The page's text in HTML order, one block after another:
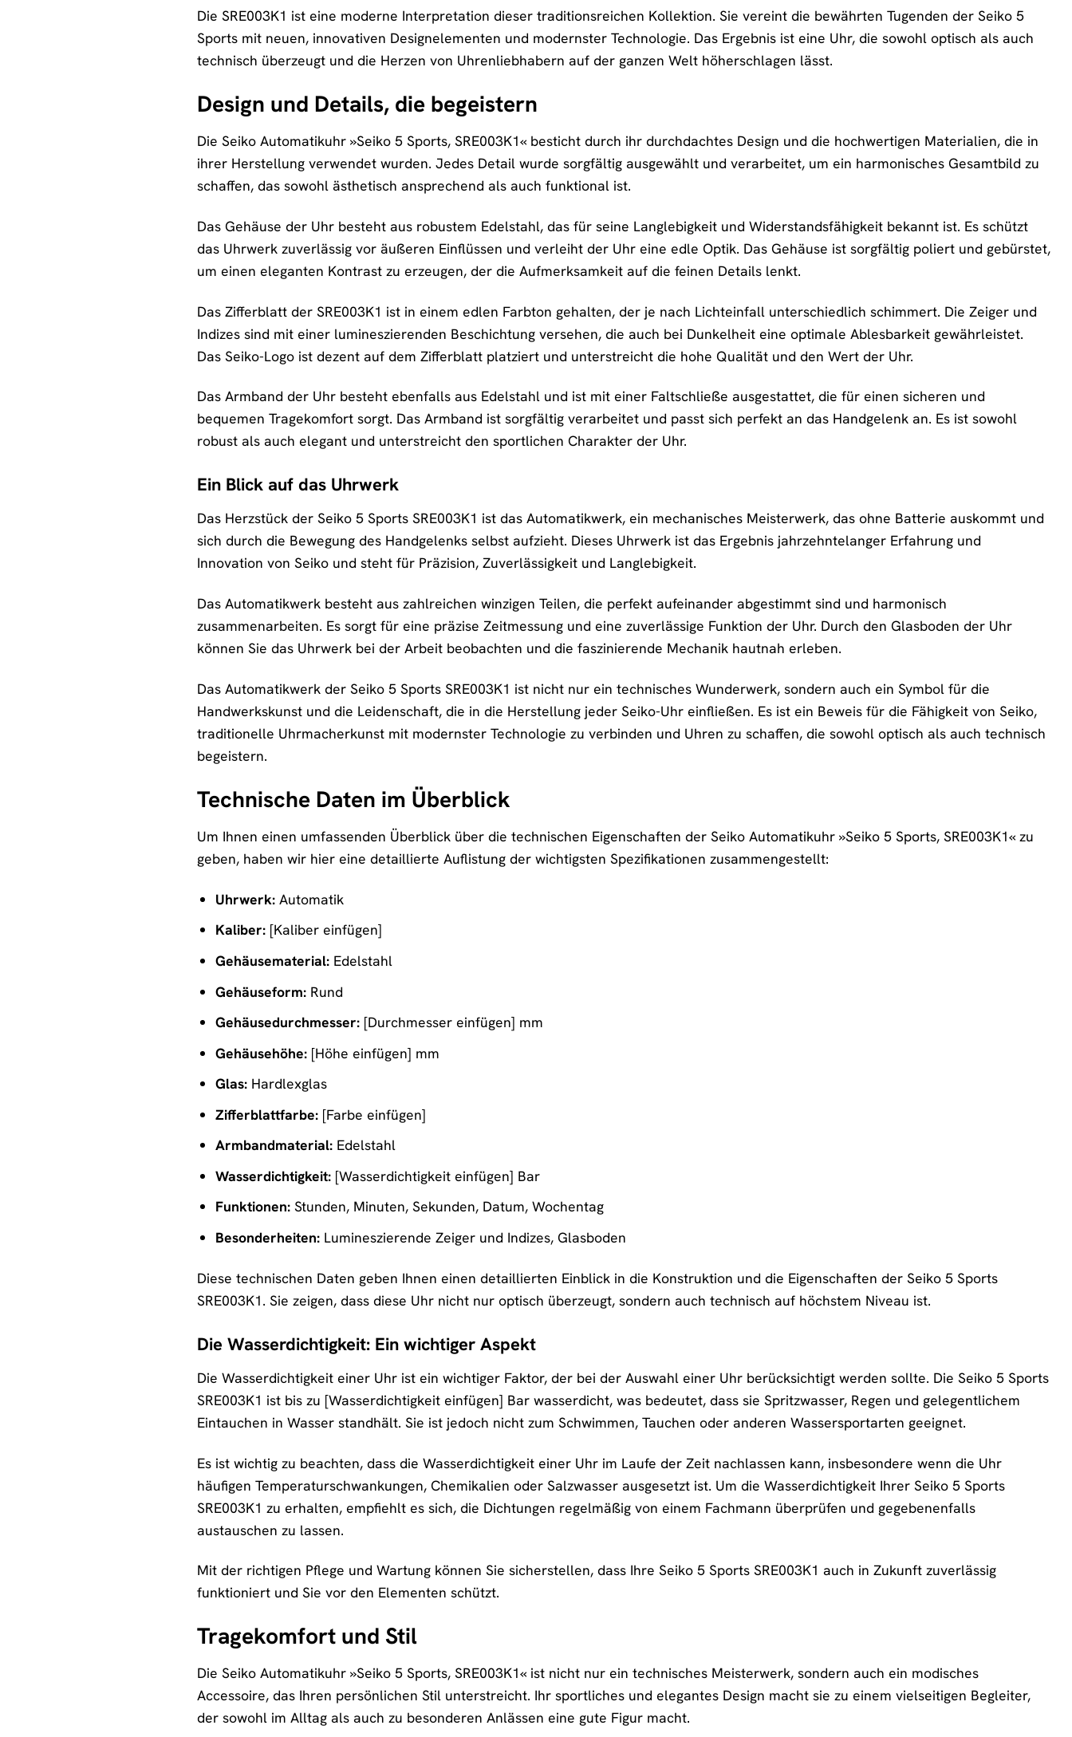
Die SRE003K1 ist eine moderne Interpretation dieser traditionsreichen Kollektion. Sie vereint die bewährten Tugenden der Seiko 5
Sports mit neuen, innovativen Designelementen und modernster Technologie. Das Ergebnis ist eine Uhr, die sowohl optisch als auch
technisch überzeugt und die Herzen von Uhrenliebhabern auf der ganzen Welt höherschlagen lässt.
Design und Details, die begeistern
Die Seiko Automatikuhr »Seiko 5 Sports, SRE003K1« besticht durch ihr durchdachtes Design und die hochwertigen Materialien, die in
ihrer Herstellung verwendet wurden. Jedes Detail wurde sorgfältig ausgewählt und verarbeitet, um ein harmonisches Gesamtbild zu
schaffen, das sowohl ästhetisch ansprechend als auch funktional ist.
Das Gehäuse der Uhr besteht aus robustem Edelstahl, das für seine Langlebigkeit und Widerstandsfähigkeit bekannt ist. Es schützt
das Uhrwerk zuverlässig vor äußeren Einflüssen und verleiht der Uhr eine edle Optik. Das Gehäuse ist sorgfältig poliert und gebürstet,
um einen eleganten Kontrast zu erzeugen, der die Aufmerksamkeit auf die feinen Details lenkt.
Das Zifferblatt der SRE003K1 ist in einem edlen Farbton gehalten, der je nach Lichteinfall unterschiedlich schimmert. Die Zeiger und
Indizes sind mit einer lumineszierenden Beschichtung versehen, die auch bei Dunkelheit eine optimale Ablesbarkeit gewährleistet.
Das Seiko-Logo ist dezent auf dem Zifferblatt platziert und unterstreicht die hohe Qualität und den Wert der Uhr.
Das Armband der Uhr besteht ebenfalls aus Edelstahl und ist mit einer Faltschließe ausgestattet, die für einen sicheren und
bequemen Tragekomfort sorgt. Das Armband ist sorgfältig verarbeitet und passt sich perfekt an das Handgelenk an. Es ist sowohl
robust als auch elegant und unterstreicht den sportlichen Charakter der Uhr.
Ein Blick auf das Uhrwerk
Das Herzstück der Seiko 5 Sports SRE003K1 ist das Automatikwerk, ein mechanisches Meisterwerk, das ohne Batterie auskommt und
sich durch die Bewegung des Handgelenks selbst aufzieht. Dieses Uhrwerk ist das Ergebnis jahrzehntelanger Erfahrung und
Innovation von Seiko und steht für Präzision, Zuverlässigkeit und Langlebigkeit.
Das Automatikwerk besteht aus zahlreichen winzigen Teilen, die perfekt aufeinander abgestimmt sind und harmonisch
zusammenarbeiten. Es sorgt für eine präzise Zeitmessung und eine zuverlässige Funktion der Uhr. Durch den Glasboden der Uhr
können Sie das Uhrwerk bei der Arbeit beobachten und die faszinierende Mechanik hautnah erleben.
Das Automatikwerk der Seiko 5 Sports SRE003K1 ist nicht nur ein technisches Wunderwerk, sondern auch ein Symbol für die
Handwerkskunst und die Leidenschaft, die in die Herstellung jeder Seiko-Uhr einfließen. Es ist ein Beweis für die Fähigkeit von Seiko,
traditionelle Uhrmacherkunst mit modernster Technologie zu verbinden und Uhren zu schaffen, die sowohl optisch als auch technisch
begeistern.
Technische Daten im Überblick
Um Ihnen einen umfassenden Überblick über die technischen Eigenschaften der Seiko Automatikuhr »Seiko 5 Sports, SRE003K1« zu
geben, haben wir hier eine detaillierte Auflistung der wichtigsten Spezifikationen zusammengestellt:
Uhrwerk:Automatik
Kaliber:[Kaliber einfügen]
Gehäusematerial:Edelstahl
Gehäuseform:Rund
Gehäusedurchmesser:[Durchmesser einfügen] mm
Gehäusehöhe:[Höhe einfügen] mm
Glas:Hardlexglas
Zifferblattfarbe:[Farbe einfügen]
Armbandmaterial:Edelstahl
Wasserdichtigkeit:[Wasserdichtigkeit einfügen] Bar
Funktionen:Stunden, Minuten, Sekunden, Datum, Wochentag
Besonderheiten:Lumineszierende Zeiger und Indizes, Glasboden
Diese technischen Daten geben Ihnen einen detaillierten Einblick in die Konstruktion und die Eigenschaften der Seiko 5 Sports
SRE003K1. Sie zeigen, dass diese Uhr nicht nur optisch überzeugt, sondern auch technisch auf höchstem Niveau ist.
Die Wasserdichtigkeit: Ein wichtiger Aspekt
Die Wasserdichtigkeit einer Uhr ist ein wichtiger Faktor, der bei der Auswahl einer Uhr berücksichtigt werden sollte. Die Seiko 5 Sports
SRE003K1 ist bis zu [Wasserdichtigkeit einfügen] Bar wasserdicht, was bedeutet, dass sie Spritzwasser, Regen und gelegentlichem
Eintauchen in Wasser standhält. Sie ist jedoch nicht zum Schwimmen, Tauchen oder anderen Wassersportarten geeignet.
Es ist wichtig zu beachten, dass die Wasserdichtigkeit einer Uhr im Laufe der Zeit nachlassen kann, insbesondere wenn die Uhr
häufigen Temperaturschwankungen, Chemikalien oder Salzwasser ausgesetzt ist. Um die Wasserdichtigkeit Ihrer Seiko 5 Sports
SRE003K1 zu erhalten, empfiehlt es sich, die Dichtungen regelmäßig von einem Fachmann überprüfen und gegebenenfalls
austauschen zu lassen.
Mit der richtigen Pflege und Wartung können Sie sicherstellen, dass Ihre Seiko 5 Sports SRE003K1 auch in Zukunft zuverlässig
funktioniert und Sie vor den Elementen schützt.
Tragekomfort und Stil
Die Seiko Automatikuhr »Seiko 5 Sports, SRE003K1« ist nicht nur ein technisches Meisterwerk, sondern auch ein modisches
Accessoire, das Ihren persönlichen Stil unterstreicht. Ihr sportliches und elegantes Design macht sie zu einem vielseitigen Begleiter,
der sowohl im Alltag als auch zu besonderen Anlässen eine gute Figur macht.